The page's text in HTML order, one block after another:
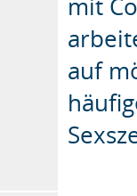
auf